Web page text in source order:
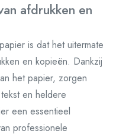
afdrukken en
is dat het uitermate
en kopieën. Dankzij
het papier, zorgen
en heldere
een essentieel
professionele